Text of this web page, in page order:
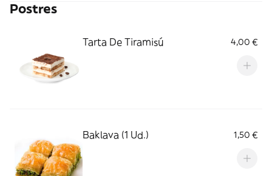
Postres
Tarta De Tiramisú 4,00 €
Baklava (1 Ud.) 1,50 €